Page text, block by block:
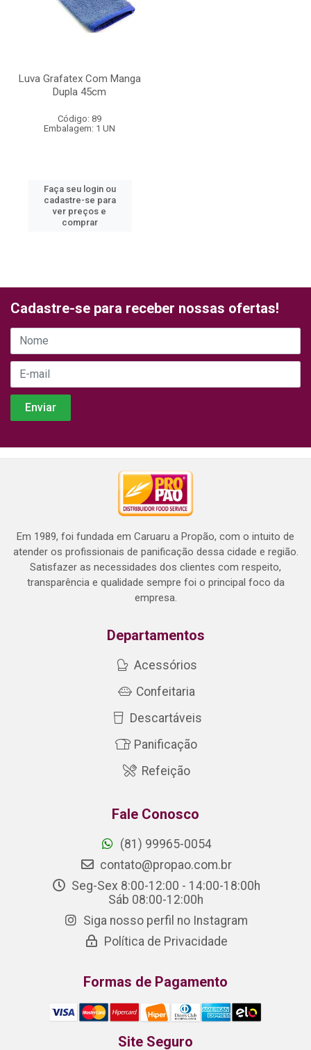
Luva Grafatex Com Manga
Dupla 45cm
Código: 89
Embalagem: 1 UN
Faça seu login ou
cadastre-se para
ver preços e
comprar
Cadastre-se para receber nossas ofertas!
Em 1989, foi fundada em Caruaru a Propão, com o intuito de
atender os profissionais de panificação dessa cidade e região.
Satisfazer as necessidades dos clientes com respeito,
transparência e qualidade sempre foi o principal foco da
empresa.
Departamentos
Acessórios
Confeitaria
Descartáveis
Panificação
Refeição
Fale Conosco
(81) 99965-0054
contato@propao.com.br
Seg-Sex 8:00-12:00 - 14:00-18:00h
Sáb 08:00-12:00h
Siga nosso perfil no Instagram
Política de Privacidade
Formas de Pagamento
Site Seguro